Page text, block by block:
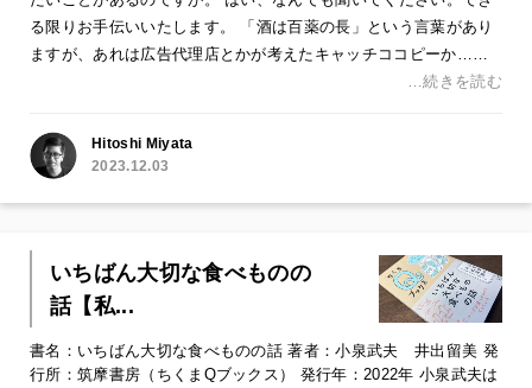
る限りお手伝いいたします。 「酒は百薬の長」という言葉があり
ますが、あれは広告代理店とかが考えたキャッチココピーか……
…続きを読む
Hitoshi Miyata
2023.12.03
いちばん大切な食べものの
話【私...
書名：いちばん大切な食べものの話 著者：小泉武夫 井出留美 発
行所：筑摩書房（ちくまQブックス） 発行年：2022年 小泉武夫は